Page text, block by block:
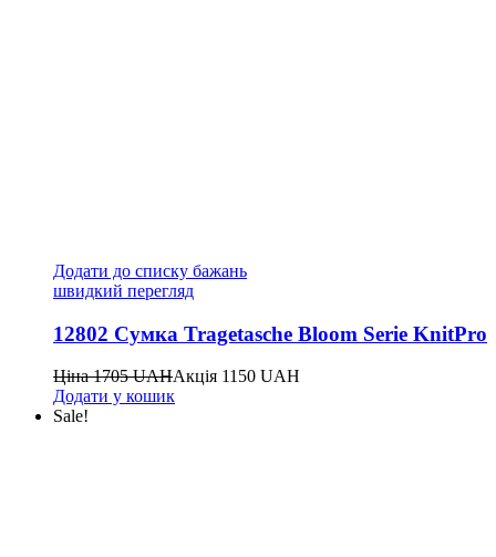
Додати до списку бажань
швидкий перегляд
12802 Сумка Tragetasche Bloom Serie KnitPro
Ціна1705UAHАкція 1150 UAH
Додати у кошик
Sale!